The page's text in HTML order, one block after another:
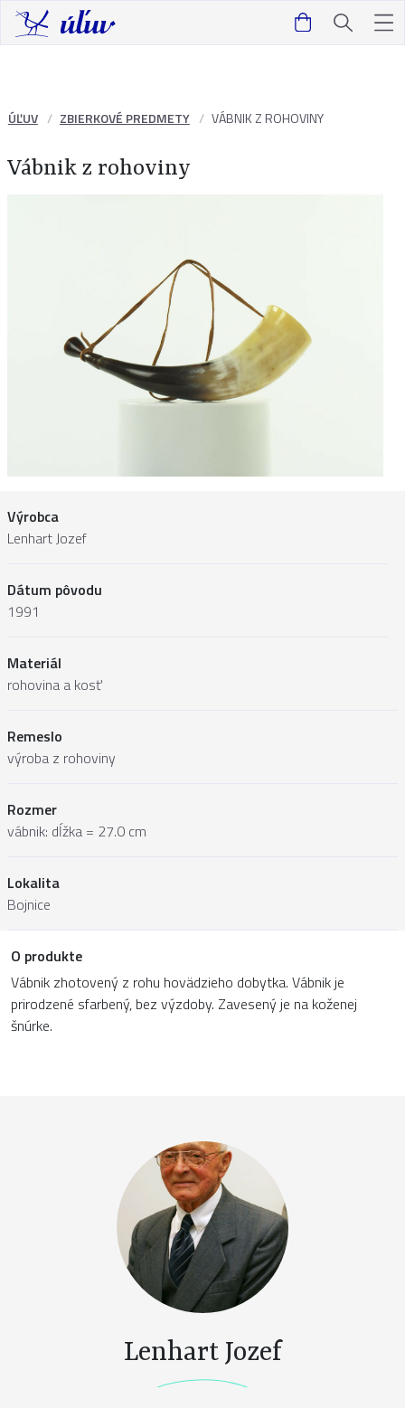
ÚĽUV ZBIERKOVÉ PREDMETY VÁBNIK Z ROHOVINY
Vábnik z rohoviny
Výrobca
Lenhart Jozef
Dátum pôvodu
1991
Materiál
rohovina a kosť
Remeslo
výroba z rohoviny
Rozmer
vábnik: dĺžka = 27.0 cm
Lokalita
Bojnice
O produkte
Vábnik zhotovený z rohu hovädzieho dobytka. Vábnik je
prirodzené sfarbený, bez výzdoby. Zavesený je na koženej
šnúrke.
Lenhart Jozef